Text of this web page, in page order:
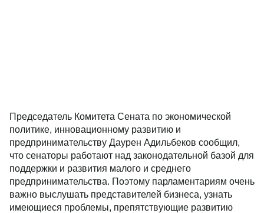
Председатель Комитета Сената по экономической
политике, инновационному развитию и
предпринимательству Даурен Адильбеков сообщил,
что сенаторы работают над законодательной базой для
поддержки и развития малого и среднего
предпринимательства. Поэтому парламентариям очень
важно выслушать представителей бизнеса, узнать
имеющиеся проблемы, препятствующие развитию